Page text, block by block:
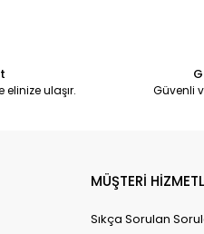
elinize ulaşır. Güvenli
MÜŞTERİ
Sıkça Sorulan